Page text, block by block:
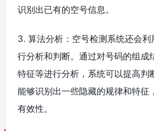
识别出已有的空号信息。
3. 算法分析：空号检测系统还会
行分析和判断。通过对号码的组成
特征等进行分析，系统可以提高判
能够识别出一些隐藏的规律和特征
有效性。